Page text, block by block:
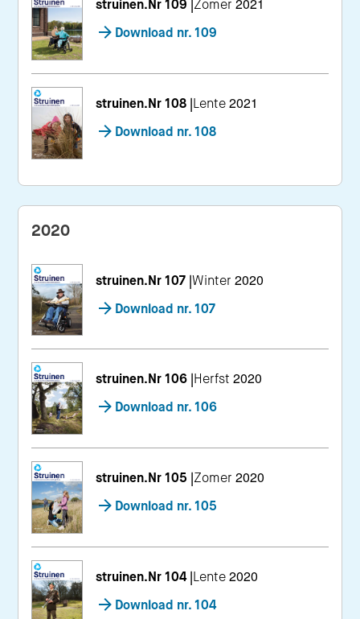
struinen.Nr 109 Zomer 2021
Download nr. 109
struinen.Nr 108 Lente 2021
Download nr. 108
2020
struinen.Nr 107 |Winter 2020
Download nr. 107
struinen.Nr 106 Herfst 2020
Download nr. 106
struinen.Nr 105 Zomer 2020
Download nr. 105
struinen.Nr 104| Lente 2020
Download nr. 104